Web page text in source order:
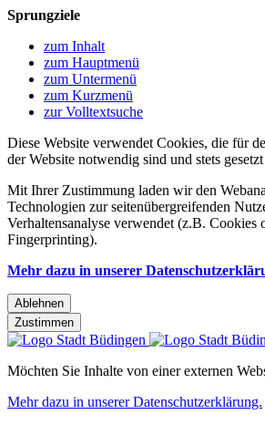
Sprungziele
zum Inhalt
zum Hauptmenü
zum Untermenü
zum Kurzmenü
zur Volltextsuche
Diese Website verwendet Cookies, die für
der Website notwendig sind und stets
Mit Ihrer Zustimmung laden wir den
Technologien zur seitenübergreifenden
Verhaltensanalyse verwendet (z.B. Cookies
Fingerprinting).
Mehr dazu in unserer
Ablehnen
Zustimmen
Möchten Sie Inhalte von einer externen
Mehr dazu in unserer Datenschutzerklärung.